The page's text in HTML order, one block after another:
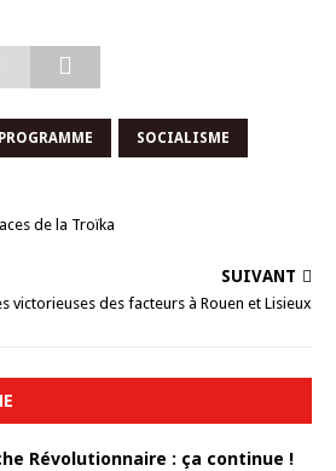
PROGRAMME SOCIALISME
de la Troïka
SUIVANT
victorieuses des facteurs à Rouen et Lisieux
Révolutionnaire : ça continue !